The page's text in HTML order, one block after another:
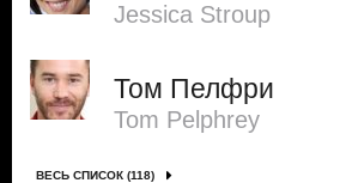
Jessica Stroup
Том Пелфри
Tom Pelphrey
ВЕСЬ СПИСОК (118)